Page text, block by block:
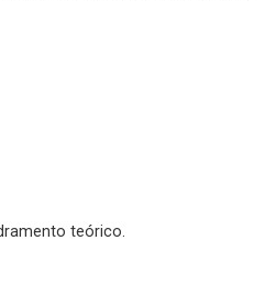
teórico.